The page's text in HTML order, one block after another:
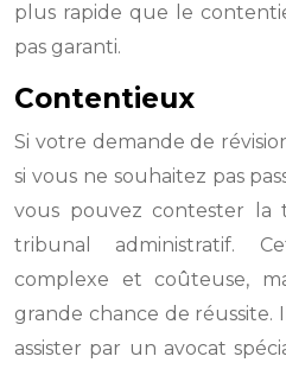
plus rapide que le
pas garanti.
Contentieux
Si votre demande de
si vous ne souhaitez pas
vous pouvez contester la
tribunal administratif.
complexe et coûteuse,
grande chance de réussite.
assister par un avocat